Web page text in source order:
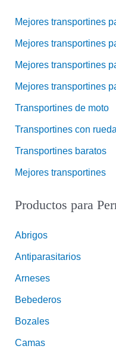
Mejores transportines
Mejores transportines
Mejores transportines
Mejores transportines
Transportines de moto
Transportines con
Transportines baratos
Mejores transportines
Productos para
Abrigos
Antiparasitarios
Arneses
Bebederos
Bozales
Camas